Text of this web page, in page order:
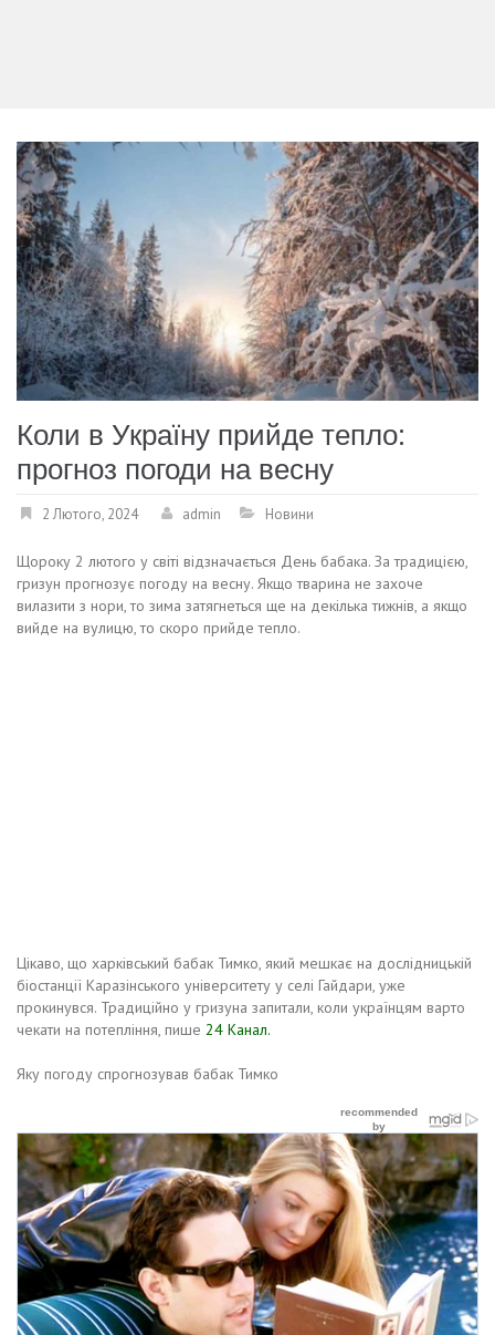
Коли в Україну прийде тепло:
прогноз погоди на весну
2 Лютого, 2024 admin Новини
Щороку 2 лютого у світі відзначається День бабака. За традицією,
гризун прогнозує погоду на весну. Якщо тварина не захоче
вилазити з нори, то зима затягнеться ще на декілька тижнів, а якщо
вийде на вулицю, то скоро прийде тепло.
Цікаво, що харківський бабак Тимко, який мешкає на дослідницькій
біостанції Каразінського університету у селі Гайдари, уже
прокинувся. Традиційно у гризуна запитали, коли українцям варто
чекати на потепління, пише 24 Канал.
Яку погоду спрогнозував бабак Тимко